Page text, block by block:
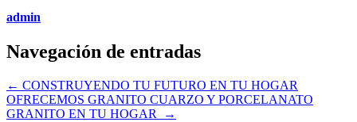
admin
Navegación de entradas
← CONSTRUYENDO TU FUTURO EN TU HOGAR
OFRECEMOS GRANITO CUARZO Y PORCELANATO
GRANITO EN TU HOGAR
→